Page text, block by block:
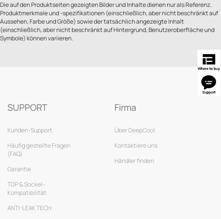
Die auf den Produktseiten gezeigten Bilder und Inhalte dienen nur als Referenz.
Produktmerkmale und -spezifikationen (einschließlich, aber nicht beschränkt auf
Aussehen, Farbe und Größe) sowie der tatsächlich angezeigte Inhalt
(einschließlich, aber nicht beschränkt auf Hintergrund, Benutzeroberfläche und
Symbole) können variieren.
SUPPORT
Kunden-Support
Häufig gestellte Fragen
(FAQ)
Garantie
TDP & Sockel-
Kompatibilität
ANTI-LEAK TECH
Firma
Über DeepCool
Kontaktiere uns
Händler finden